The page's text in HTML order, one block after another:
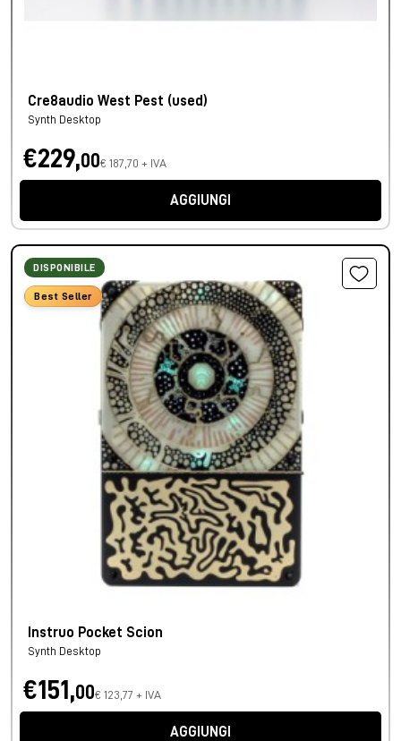
Cre8audio West Pest (used)
Synth Desktop
€229,00€ 187,70 + IVA
AGGIUNGI
DISPONIBILE
Best Seller
Instruo Pocket Scion
Synth Desktop
€151,00€ 123,77 + IVA
AGGIUNGI